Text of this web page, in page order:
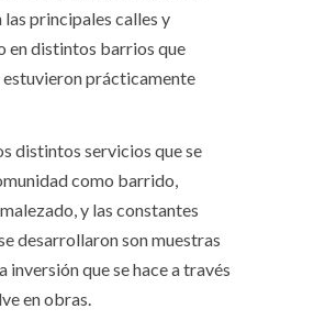
las principales calles y
en distintos barrios que
estuvieron prácticamente
distintos servicios que se
como barrido,
y las constantes
desarrollaron son muestras
inversión que se hace a través
en obras.